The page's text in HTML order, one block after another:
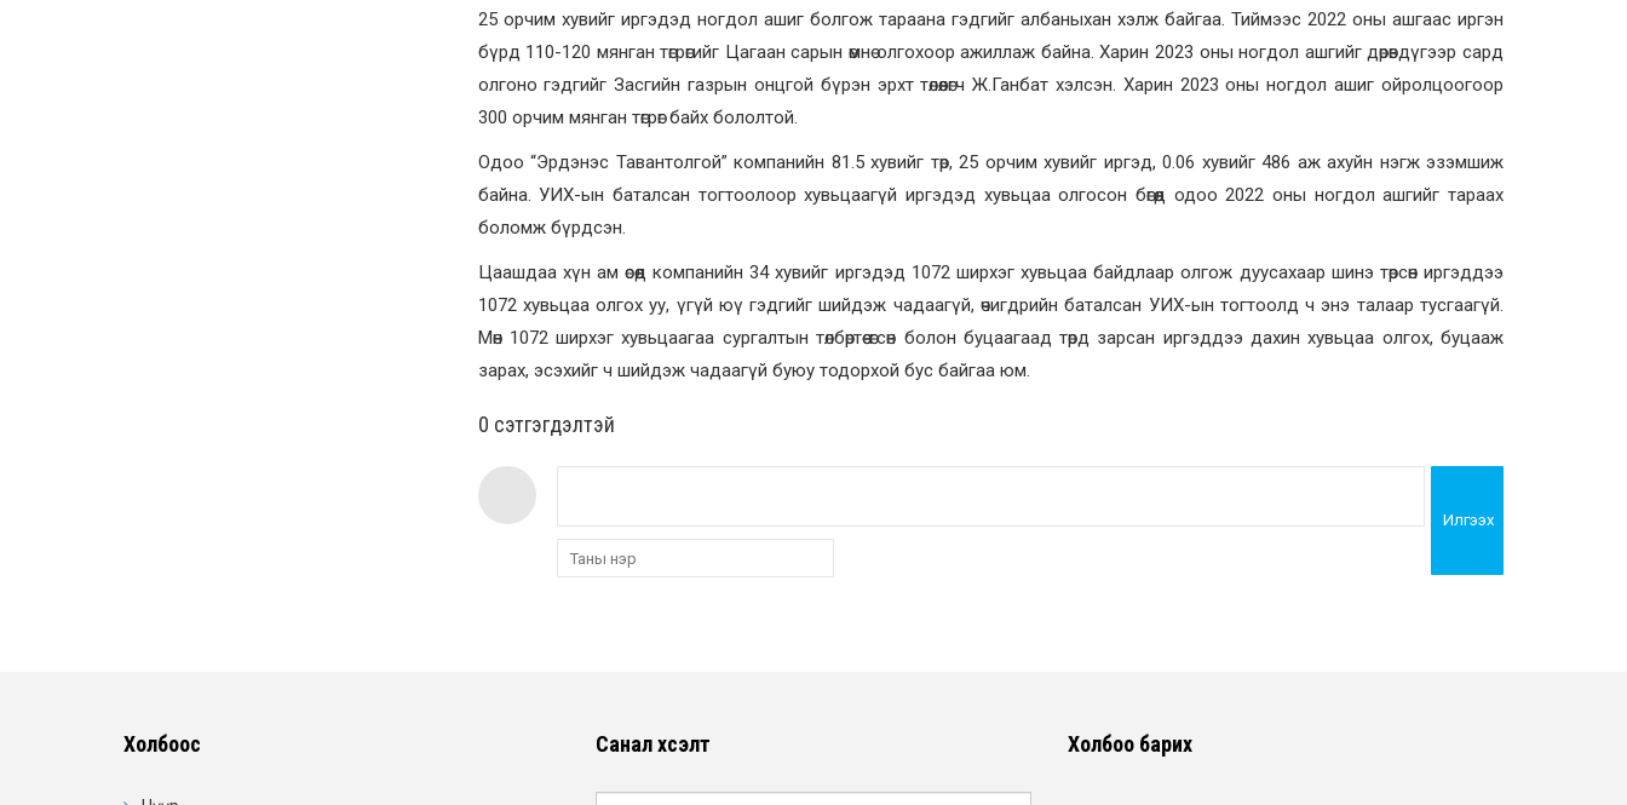
25 орчим хувийг иргэдэд ногдол ашиг болгож тараана гэдгийг албаныхан хэлж байгаа. Тиймээс 2022 оны ашгаас иргэн
бүрд 110-120 мянган төгрөгийг Цагаан сарын өмнө олгохоор ажиллаж байна. Харин 2023 оны ногдол ашгийг дөрөвдүгээр сард
олгоно гэдгийг Засгийн газрын онцгой бүрэн эрхт төлөөлөгч Ж.Ганбат хэлсэн. Харин 2023 оны ногдол ашиг ойролцоогоор
300 орчим мянган төгрөг байх бололтой.
Одоо “Эрдэнэс Тавантолгой” компанийн 81.5 хувийг төр, 25 орчим хувийг иргэд, 0.06 хувийг 486 аж ахуйн нэгж эзэмшиж
байна. УИХ-ын баталсан тогтоолоор хувьцаагүй иргэдэд хувьцаа олгосон бөгөөд одоо 2022 оны ногдол ашгийг тараах
боломж бүрдсэн.
Цаашдаа хүн ам өсөөд компанийн 34 хувийг иргэдэд 1072 ширхэг хувьцаа байдлаар олгож дуусахаар шинэ төрсөн иргэддээ
1072 хувьцаа олгох уу, үгүй юү гэдгийг шийдэж чадаагүй, өчигдрийн баталсан УИХ-ын тогтоолд ч энэ талаар тусгаагүй.
Мөн 1072 ширхэг хувьцаагаа сургалтын төлбөртөө өгсөн болон буцаагаад төрд зарсан иргэддээ дахин хувьцаа олгох, буцааж
зарах, эсэхийг ч шийдэж чадаагүй буюу тодорхой бус байгаа юм.
0 cэтгэгдэлтэй
Илгээх
Холбоос Санал хүсэлт Холбоо барих